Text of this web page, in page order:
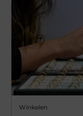
Winkelen